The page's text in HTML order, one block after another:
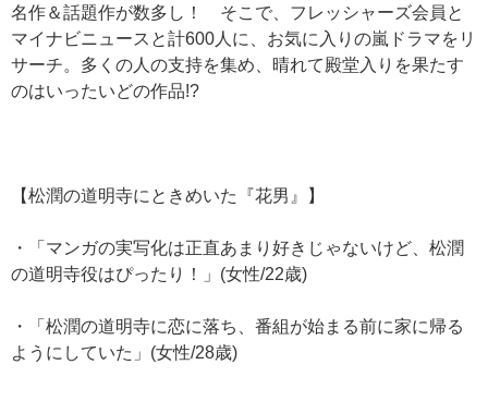
名作＆話題作が数多し！ そこで、フレッシャーズ会員と
マイナビニュースと計600人に、お気に入りの嵐ドラマをリ
サーチ。多くの人の支持を集め、晴れて殿堂入りを果たす
のはいったいどの作品!?
【松潤の道明寺にときめいた『花男』】
・「マンガの実写化は正直あまり好きじゃないけど、松潤
の道明寺役はぴったり！」(女性/22歳)
・「松潤の道明寺に恋に落ち、番組が始まる前に家に帰る
ようにしていた」(女性/28歳)